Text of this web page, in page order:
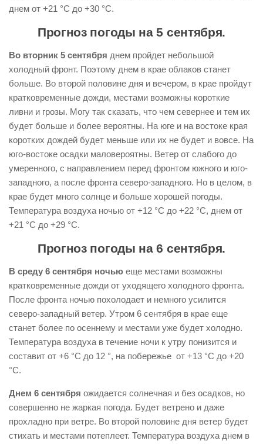
днем от +21 °С до +30 °С.
Прогноз погоды на 5 сентября.
Во вторник 5 сентября днем пройдет небольшой
холодный фронт. Поэтому днем в крае облаков станет
больше. Во второй половине дня и вечером, в крае пройдут
кратковременные дожди, местами возможны короткие
ливни и грозы. Могу так сказать, что чем севернее и тем их
будет больше и более вероятны. На юге и на востоке края
коротких дождей будет меньше или их не будет и вовсе. На
юго-востоке осадки маловероятны. Ветер от слабого до
умеренного, с направлением перед фронтом южного и юго-
западного, а после фронта северо-западного. Но в целом, в
крае будет много солнце и больше хорошей погоды.
Температура воздуха ночью от +12 °С до +22 °С, днем от
+21 °С до +29 °С.
Прогноз погоды на 6 сентября.
В среду 6 сентября ночью еще местами возможны
кратковременные дожди от уходящего холодного фронта.
После фронта ночью похолодает и немного усилится
северо-западный ветер. Утром 6 сентября в крае еще
станет более по осеннему и местами уже будет холодно.
Температура воздуха в течение ночи к утру понизится и
составит от +6 °С до 12 °, на побережье от +13 °С до +20
°С.
Днем 6 сентября ожидается солнечная и без осадков, но
совершенно не жаркая погода. Будет ветрено и даже
прохладно при ветре. Во второй половине дня ветер будет
стихать и местами потеплеет. Температура воздуха днем в